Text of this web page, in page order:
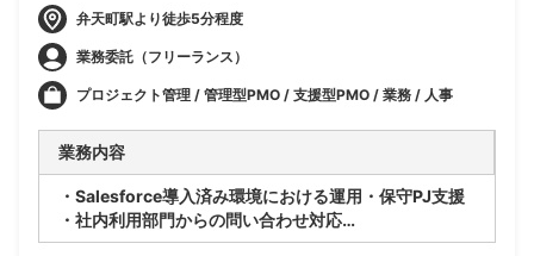
弁天町駅より徒歩5分程度
業務委託（フリーランス）
プロジェクト管理 / 管理型PMO / 支援型PMO / 業務 / 人事
業務内容
・Salesforce導入済み環境における運用・保守PJ支援
・社内利用部門からの問い合わせ対応
・Salesforce設定変更(Flow、オブジェクト、画面レイ